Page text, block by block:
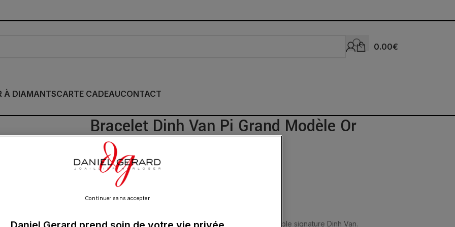
0.00€
À DIAMANTSCARTE CADEAUCONTACT
Bracelet Dinh Van Pi Grand Modèle Or
Jaune Sur Cordon Noir
1 080.00 €
Martelé à la main, chaque bracelet est unique. Une véritable signature Dinh Van.
Continuer sans accepter